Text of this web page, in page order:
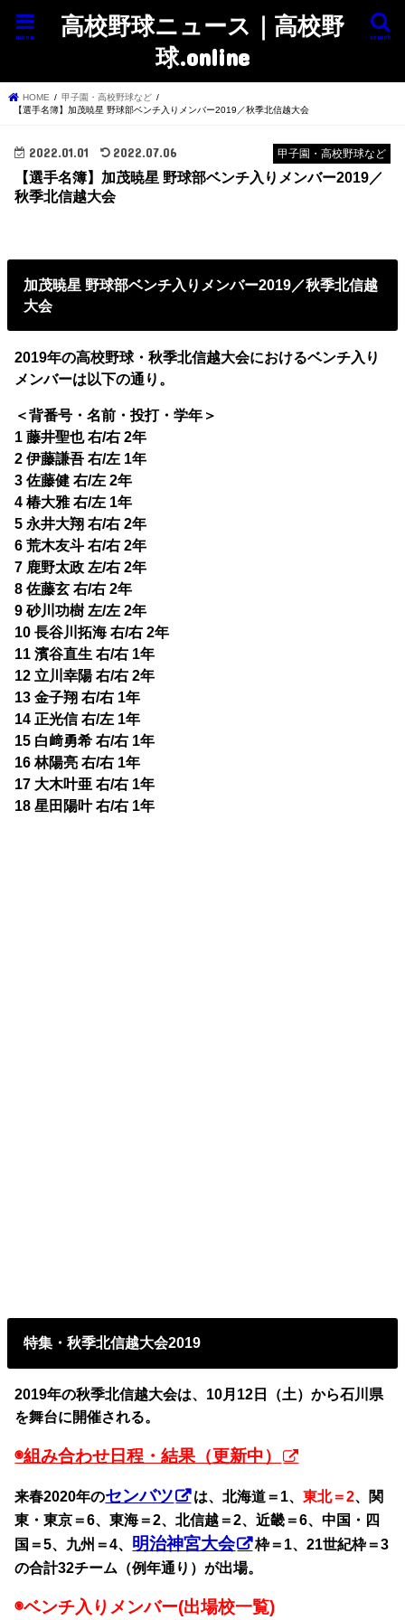
高校野球ニュース｜高校野
球.online
search
menu
HOME
甲子園・高校野球など
【選手名簿】加茂暁星 野球部ベンチ入りメンバー2019／秋季北信越大会
甲子園・高校野球など
2022.01.01 2022.07.06
【選手名簿】加茂暁星 野球部ベンチ入りメンバー2019／
秋季北信越大会
加茂暁星 野球部ベンチ入りメンバー2019／秋季北信越
大会
2019年の高校野球・秋季北信越大会におけるベンチ入り
メンバーは以下の通り。
＜背番号・名前・投打・学年＞
1 藤井聖也 右/右 2年
2 伊藤謙吾 右/左 1年
3 佐藤健 右/左 2年
4 椿大雅 右/左 1年
5 永井大翔 右/右 2年
6 荒木友斗 右/右 2年
7 鹿野太政 左/右 2年
8 佐藤玄 右/右 2年
9 砂川功樹 左/左 2年
10 長谷川拓海 右/右 2年
11 濱谷直生 右/右 1年
12 立川幸陽 右/右 2年
13 金子翔 右/右 1年
14 正光信 右/左 1年
15 白﨑勇希 右/右 1年
16 林陽亮 右/右 1年
17 大木叶亜 右/右 1年
18 星田陽叶 右/右 1年
特集・秋季北信越大会2019
2019年の秋季北信越大会は、10月12日（土）から石川県
を舞台に開催される。
◉組み合わせ日程・結果（更新中）
来春2020年のセンバツ は、北海道＝1、東北＝2、関
東・東京＝6、東海＝2、北信越＝2、近畿＝6、中国・四
国＝5、九州＝4、 明治神宮大会
枠＝1、21世紀枠＝3
の合計32チーム（例年通り）が出場。
◉ベンチ入りメンバー(出場校一覧)